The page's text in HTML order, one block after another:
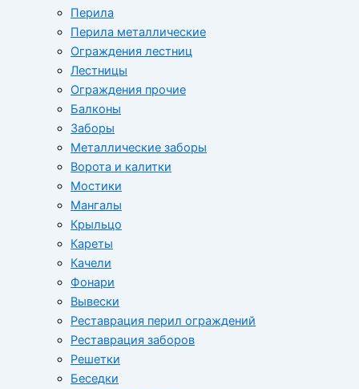
Перила
Перила металлические
Ограждения лестниц
Лестницы
Ограждения прочие
Балконы
Заборы
Металлические заборы
Ворота и калитки
Мостики
Мангалы
Крыльцо
Кареты
Качели
Фонари
Вывески
Реставрация перил ограждений
Реставрация заборов
Решетки
Беседки